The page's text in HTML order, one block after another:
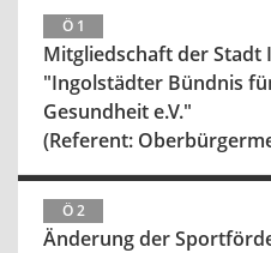
Ö 1
Mitgliedschaft der Stadt
"Ingolstädter Bündnis
Gesundheit e.V."
(Referent:
Ö 2
Änderung der